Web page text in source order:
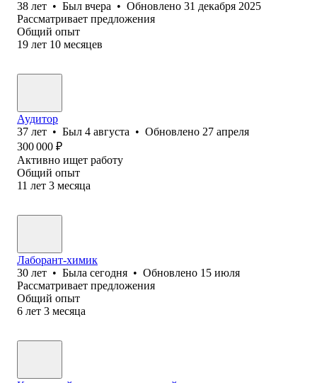
38 лет • Был вчера • Обновлено 31 декабря 2025
Рассматривает предложения
Общий опыт
19 лет 10 месяцев
Аудитор
37 лет • Был 4 августа • Обновлено 27 апреля
300 000 ₽
Активно ищет работу
Общий опыт
11 лет 3 месяца
Лаборант-химик
30 лет • Была сегодня • Обновлено 15 июля
Рассматривает предложения
Общий опыт
6 лет 3 месяца